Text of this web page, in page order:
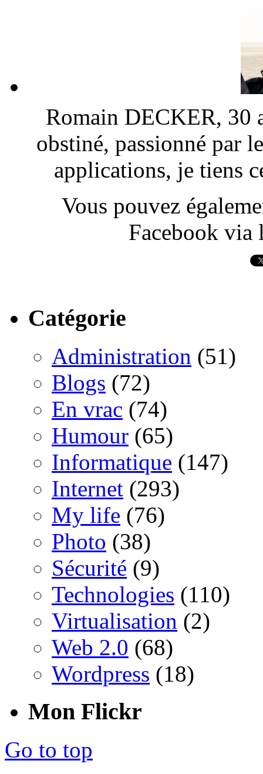
Romain DECKER, 30
obstiné, passionné par
applications, je tiens
Vous pouvez
Facebook via
Catégorie
Administration (51)
Blogs (72)
En vrac (74)
Humour (65)
Informatique (147)
Internet (293)
My life (76)
Photo (38)
Sécurité (9)
Technologies (110)
Virtualisation (2)
Web 2.0 (68)
Wordpress (18)
Mon Flickr
Go to top